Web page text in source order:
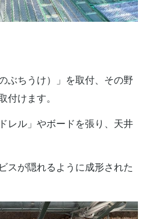
ぶちうけ）」を取付、その野
付けます。
レル」やボードを張り、天井
スが隠れるように成形された